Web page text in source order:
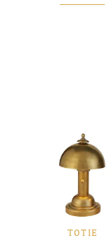
TOTIE